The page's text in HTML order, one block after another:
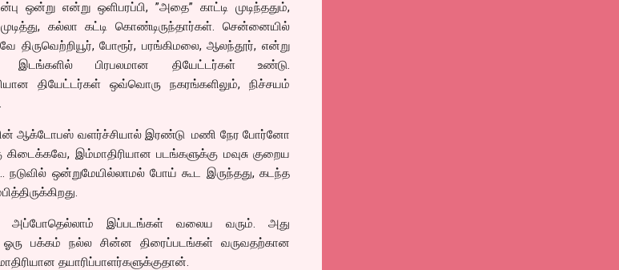
ஒன்று என்று ஒளிபரப்பி, ”அதை” காட்டி முடிந்ததும்,
கல்லா கட்டி கொண்டிருந்தார்கள். சென்னையில்
திருவெற்றியூர், போரூர், பரங்கிமலை, ஆலந்தூர், என்று
இடங்களில் பிரபலமான தியேட்டர்கள் உண்டு.
தியேட்டர்கள் ஒவ்வொரு நகரங்களிலும், நிச்சயம்
ஆக்டோபஸ் வளர்ச்சியால் இரண்டு மணி நேர போர்னோ
கிடைக்கவே, இம்மாதிரியான படங்களுக்கு மவுசு குறைய
நடுவில் ஒன்றுமேயில்லாமல் போய் கூட இருந்தது, கடந்த
அப்போதெல்லாம் இப்படங்கள் வலைய வரும். அது
ஓரு பக்கம் நல்ல சின்ன திரைப்படங்கள் வருவதற்கான
தயாரிப்பாளர்களுக்குதான்.